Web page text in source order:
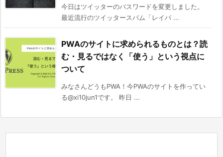
今日はツイッターのパスワードを変更しました。
最近流行のツイッタースパム「レイバ ...
PWAのサイトに求められるものとは？読
む・見るではなく「使う」という視点に
ついて
みなさんどうもPWA！今PWAのサイトを作ってい
る@xi10jun1です。 昨日 ...